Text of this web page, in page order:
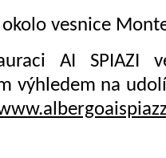
vesnice
AI SPIAZI
výhledem na